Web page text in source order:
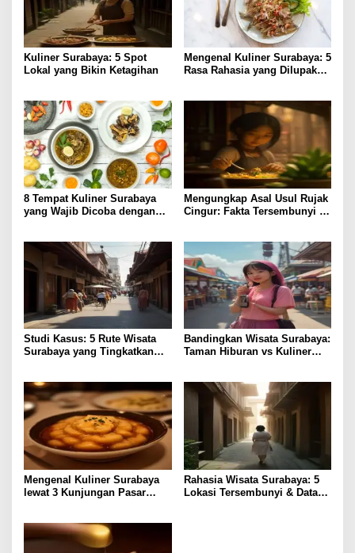
Kuliner Surabaya: 5 Spot
Lokal yang Bikin Ketagihan
Mengenal Kuliner Surabaya: 5
Rasa Rahasia yang Dilupakan
8 Tempat Kuliner Surabaya
yang Wajib Dicoba dengan
Mengungkap Asal Usul Rujak
Cingur: Fakta Tersembunyi di
Studi Kasus: 5 Rute Wisata
Surabaya yang Tingkatkan
Bandingkan Wisata Surabaya:
Taman Hiburan vs Kuliner
Mengenal Kuliner Surabaya
lewat 3 Kunjungan Pasar
Rahasia Wisata Surabaya: 5
Lokasi Tersembunyi & Data